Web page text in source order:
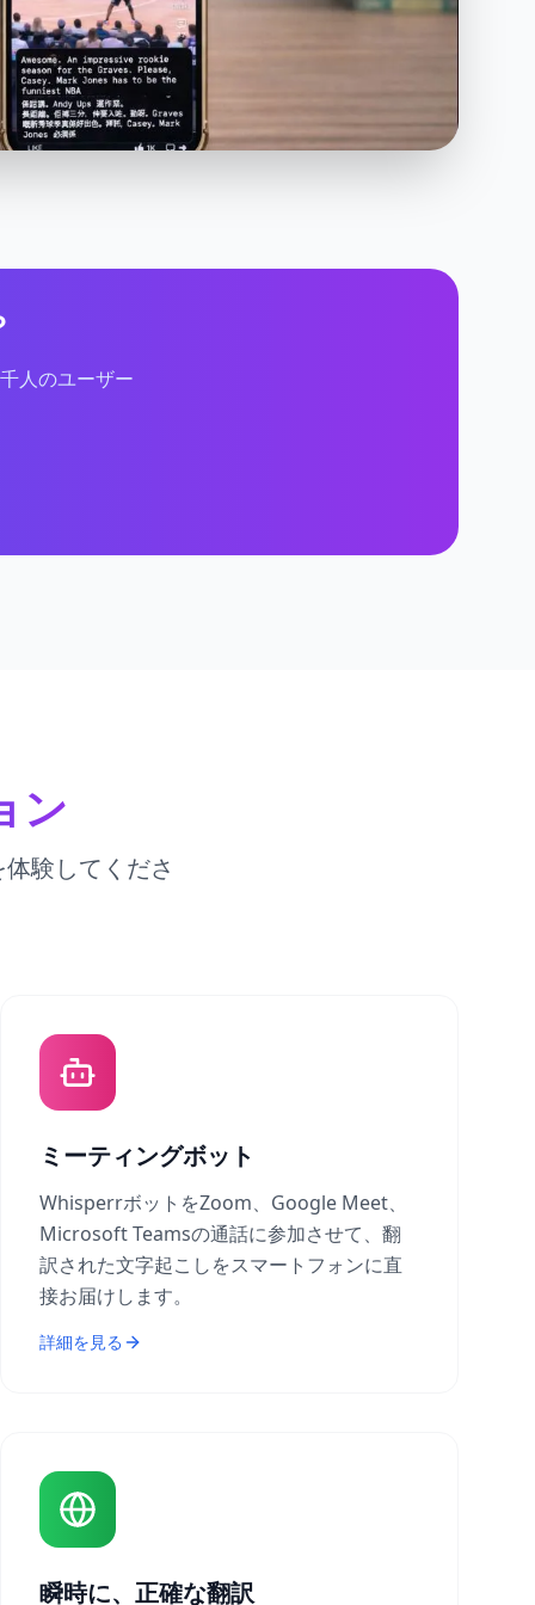
人のユーザー
ン
験してくださ
ミーティングボット
WhisperrボットをZoom、Google Meet、
Microsoft Teamsの通話に参加させて、翻
訳された文字起こしをスマートフォンに直
接お届けします。
詳細を見る
瞬時に、正確な翻訳